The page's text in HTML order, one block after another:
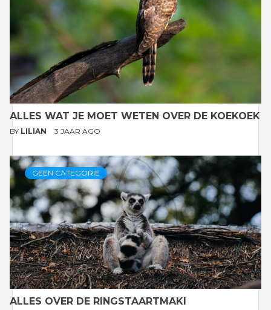
ALLES WAT JE MOET WETEN OVER DE KOEKOEK
BY LILIAN 3 JAAR AGO
GEEN CATEGORIE
ALLES OVER DE RINGSTAARTMAKI